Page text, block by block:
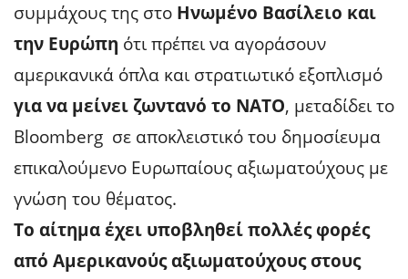
συμμάχους της στο Ηνωμένο Βασίλειο και
την Ευρώπη ότι πρέπει να αγοράσουν
αμερικανικά όπλα και στρατιωτικό εξοπλισμό
για να μείνει ζωντανό το ΝΑΤΟ, μεταδίδει το
Bloomberg σε αποκλειστικό του δημοσίευμα
επικαλούμενο Ευρωπαίους αξιωματούχους με
γνώση του θέματος.
Το αίτημα έχει υποβληθεί πολλές φορές
από Αμερικανούς αξιωματούχους στους